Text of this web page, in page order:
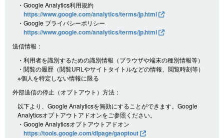
・Google Analytics利用規約
https://www.google.com/analytics/terms/jp.html
・Google プライバシーポリシー
https://www.google.com/analytics/terms/jp.html
送信情報：
・利用者を識別するための識別情報（ブラウザや端末の種別情報等）
・閲覧の履歴（閲覧URLやサイトタイトルなどの情報、閲覧時刻等）
※個人を特定しない情報に限る
外部送信の停止（オプトアウト）方法：
以下より、Google Analyticsを無効にすることができます。Google
Analyticsオプトアウトアドオンをご参照ください。
・Google Analyticsオプトアウトアドオン
https://tools.google.com/dlpage/gaoptout